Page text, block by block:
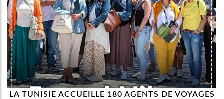
LA TUNISIE ACCUEILLE 180 AGENTS DE VOYAGES